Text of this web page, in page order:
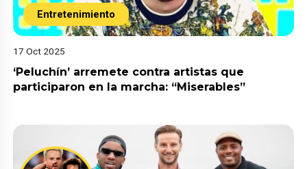
Entretenimiento
17 Oct 2025
‘Peluchín’ arremete contra artistas que
participaron en la marcha: “Miserables”